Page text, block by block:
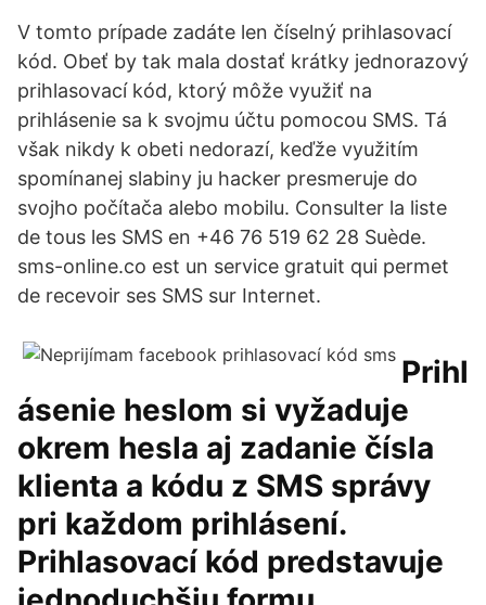
V tomto prípade zadáte len číselný prihlasovací
kód. Obeť by tak mala dostať krátky jednorazový
prihlasovací kód, ktorý môže využiť na
prihlásenie sa k svojmu účtu pomocou SMS. Tá
však nikdy k obeti nedorazí, keďže využitím
spomínanej slabiny ju hacker presmeruje do
svojho počítača alebo mobilu. Consulter la liste
de tous les SMS en +46 76 519 62 28 Suède.
sms-online.co est un service gratuit qui permet
de recevoir ses SMS sur Internet.
Prihl
ásenie heslom si vyžaduje
okrem hesla aj zadanie čísla
klienta a kódu z SMS správy
pri každom prihlásení.
Prihlasovací kód predstavuje